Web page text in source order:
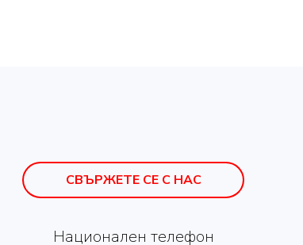
СВЪРЖЕТЕ СЕ С НАС
Национален телефон